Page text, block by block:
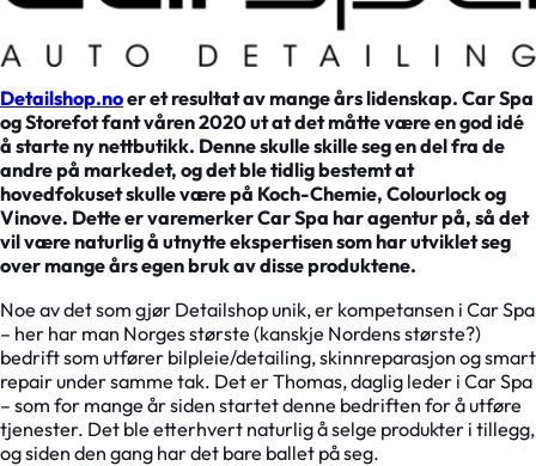
Detailshop.noer et resultat av mange års lidenskap. Car Spa
og Storefot fant våren 2020 ut at det måtte være en god idé
å starte ny nettbutikk. Denne skulle skille seg en del fra de
andre på markedet, og det ble tidlig bestemt at
hovedfokuset skulle være på Koch-Chemie, Colourlock og
Vinove. Dette er varemerker Car Spa har agentur på, så det
vil være naturlig å utnytte ekspertisen som har utviklet seg
over mange års egen bruk av disse produktene.
Noe av det som gjør Detailshop unik, er kompetansen i Car Spa
– her har man Norges største (kanskje Nordens største?)
bedrift som utfører bilpleie/detailing, skinnreparasjon og smart
repair under samme tak. Det er Thomas, daglig leder i Car Spa
– som for mange år siden startet denne bedriften for å utføre
tjenester. Det ble etterhvert naturlig å selge produkter i tillegg,
og siden den gang har det bare ballet på seg.